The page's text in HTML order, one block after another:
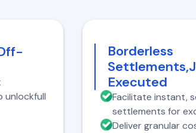
unlockfull
Borderless
Executed
Facilitate instant,
settlements for
Deliver granular